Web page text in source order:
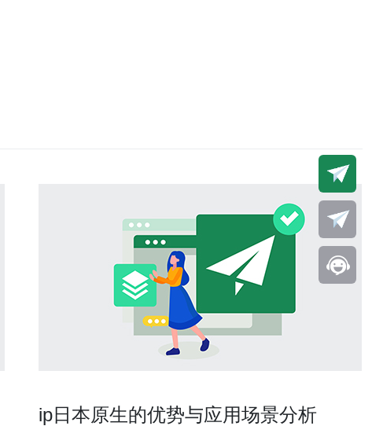
ip日本原生的优势与应用场景分析